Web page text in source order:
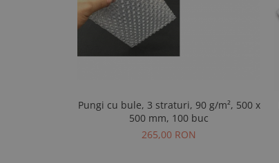
Pungi cu bule, 3 straturi, 90 g/m², 500 x
500 mm, 100 buc
265,00 RON